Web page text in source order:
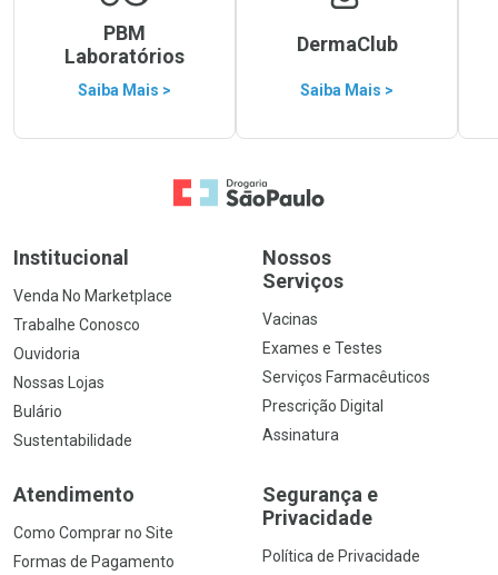
PBM
Laboratórios
Saiba Mais >
DermaClub
Saiba Mais >
Ir para a Home
Institucional
Venda No Marketplace
Trabalhe Conosco
Ouvidoria
Nossas Lojas
Bulário
Sustentabilidade
Nossos
Serviços
Vacinas
Exames e Testes
Serviços Farmacêuticos
Prescrição Digital
Assinatura
Atendimento
Como Comprar no Site
Formas de Pagamento
Segurança e
Privacidade
Política de Privacidade